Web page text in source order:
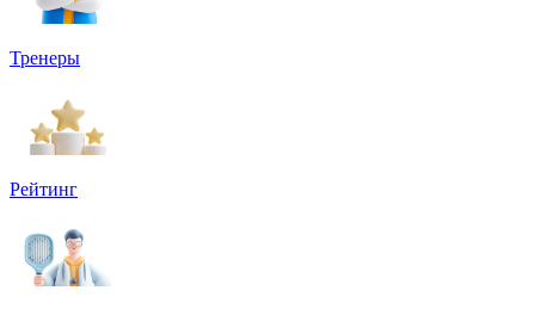
Тренеры
Рейтинг